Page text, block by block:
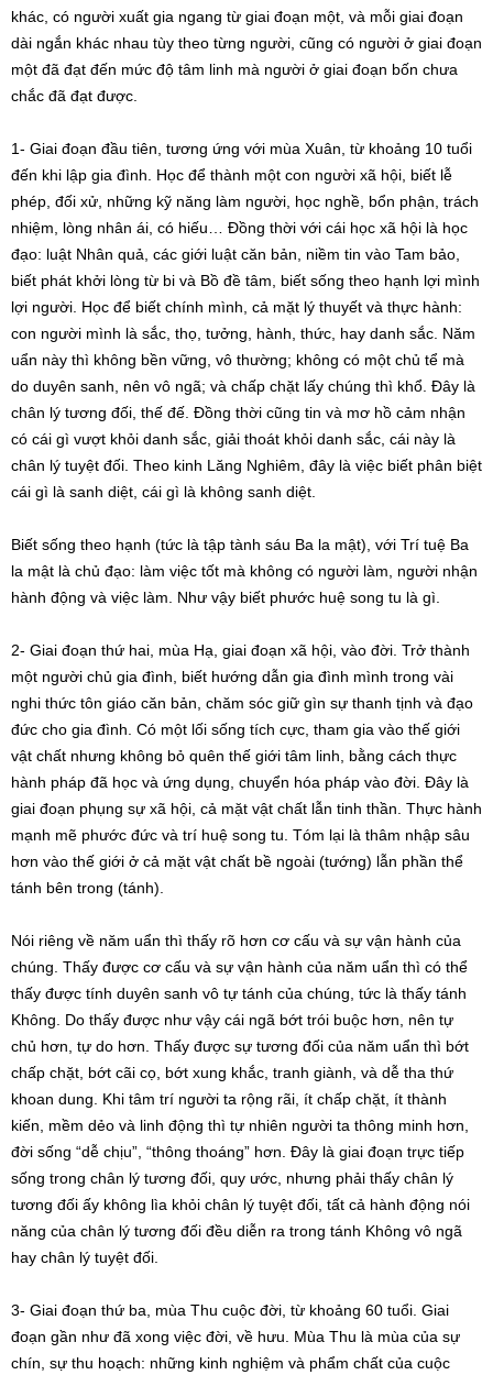
khác, có người xuất gia ngang từ giai đoạn một, và mỗi giai đoạn
dài ngắn khác nhau tùy theo từng người, cũng có người ở giai đoạn
một đã đạt đến mức độ tâm linh mà người ở giai đoạn bốn chưa
chắc đã đạt được.
1- Giai đoạn đầu tiên, tương ứng với mùa Xuân, từ khoảng 10 tuổi
đến khi lập gia đình. Học để thành một con người xã hội, biết lễ
phép, đối xử, những kỹ năng làm người, học nghề, bổn phận, trách
nhiệm, lòng nhân ái, có hiếu… Đồng thời với cái học xã hội là học
đạo: luật Nhân quả, các giới luật căn bản, niềm tin vào Tam bảo,
biết phát khởi lòng từ bi và Bồ đề tâm, biết sống theo hạnh lợi mình
lợi người. Học để biết chính mình, cả mặt lý thuyết và thực hành:
con người mình là sắc, thọ, tưởng, hành, thức, hay danh sắc. Năm
uẩn này thì không bền vững, vô thường; không có một chủ tể mà
do duyên sanh, nên vô ngã; và chấp chặt lấy chúng thì khổ. Đây là
chân lý tương đối, thế đế. Đồng thời cũng tin và mơ hồ cảm nhận
có cái gì vượt khỏi danh sắc, giải thoát khỏi danh sắc, cái này là
chân lý tuyệt đối. Theo kinh Lăng Nghiêm, đây là việc biết phân biệt
cái gì là sanh diệt, cái gì là không sanh diệt.
Biết sống theo hạnh (tức là tập tành sáu Ba la mật), với Trí tuệ Ba
la mật là chủ đạo: làm việc tốt mà không có người làm, người nhận
hành động và việc làm. Như vậy biết phước huệ song tu là gì.
2- Giai đoạn thứ hai, mùa Hạ, giai đoạn xã hội, vào đời. Trở thành
một người chủ gia đình, biết hướng dẫn gia đình mình trong vài
nghi thức tôn giáo căn bản, chăm sóc giữ gìn sự thanh tịnh và đạo
đức cho gia đình. Có một lối sống tích cực, tham gia vào thế giới
vật chất nhưng không bỏ quên thế giới tâm linh, bằng cách thực
hành pháp đã học và ứng dụng, chuyển hóa pháp vào đời. Đây là
giai đoạn phụng sự xã hội, cả mặt vật chất lẫn tinh thần. Thực hành
mạnh mẽ phước đức và trí huệ song tu. Tóm lại là thâm nhập sâu
hơn vào thế giới ở cả mặt vật chất bề ngoài (tướng) lẫn phần thể
tánh bên trong (tánh).
Nói riêng về năm uẩn thì thấy rõ hơn cơ cấu và sự vận hành của
chúng. Thấy được cơ cấu và sự vận hành của năm uẩn thì có thể
thấy được tính duyên sanh vô tự tánh của chúng, tức là thấy tánh
Không. Do thấy được như vậy cái ngã bớt trói buộc hơn, nên tự
chủ hơn, tự do hơn. Thấy được sự tương đối của năm uẩn thì bớt
chấp chặt, bớt cãi cọ, bớt xung khắc, tranh giành, và dễ tha thứ
khoan dung. Khi tâm trí người ta rộng rãi, ít chấp chặt, ít thành
kiến, mềm dẻo và linh động thì tự nhiên người ta thông minh hơn,
đời sống “dễ chịu”, “thông thoáng” hơn. Đây là giai đoạn trực tiếp
sống trong chân lý tương đối, quy ước, nhưng phải thấy chân lý
tương đối ấy không lìa khỏi chân lý tuyệt đối, tất cả hành động nói
năng của chân lý tương đối đều diễn ra trong tánh Không vô ngã
hay chân lý tuyệt đối.
3- Giai đoạn thứ ba, mùa Thu cuộc đời, từ khoảng 60 tuổi. Giai
đoạn gần như đã xong việc đời, về hưu. Mùa Thu là mùa của sự
chín, sự thu hoạch: những kinh nghiệm và phẩm chất của cuộc